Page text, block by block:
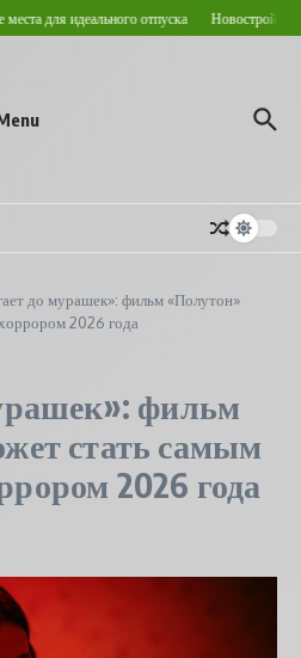
для идеального отпуска Новостройка
до мурашек»: фильм «Полутон»
2026 года
фильм
стать самым
2026 года